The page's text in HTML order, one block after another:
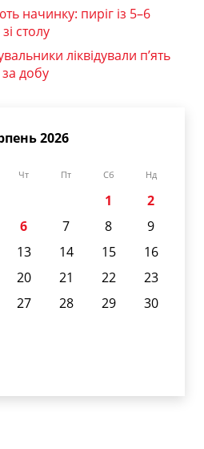
начинку: пиріг із 5–6
столу
ліквідували п’ять
добу
2026
Чт Пт Сб Нд
1
2
6 7 8
9
13 14 15
16
20 21 22
23
27 28 29
30